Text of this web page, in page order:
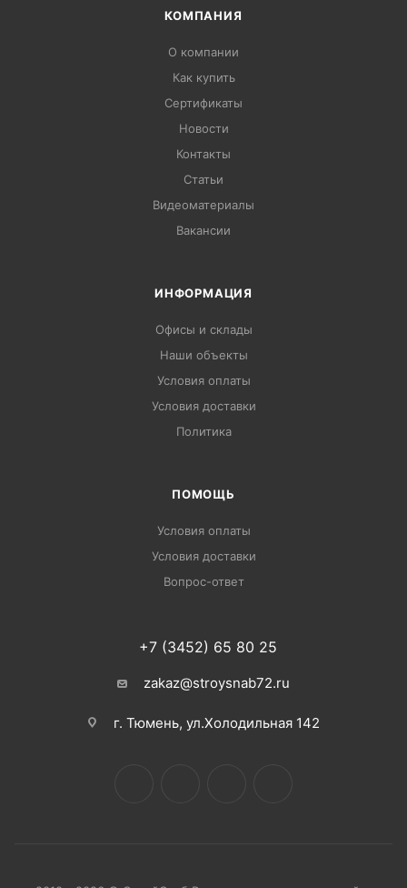
КОМПАНИЯ
О компании
Как купить
Сертификаты
Новости
Контакты
Статьи
Видеоматериалы
Вакансии
ИНФОРМАЦИЯ
Офисы и склады
Наши объекты
Условия оплаты
Условия доставки
Политика
ПОМОЩЬ
Условия оплаты
Условия доставки
Вопрос-ответ
+7 (3452) 65 80 25
zakaz@stroysnab72.ru
г. Тюмень, ул.Холодильная 142